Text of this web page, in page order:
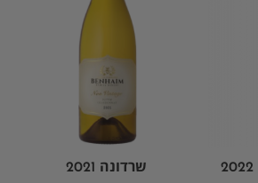
שרדונה 2021